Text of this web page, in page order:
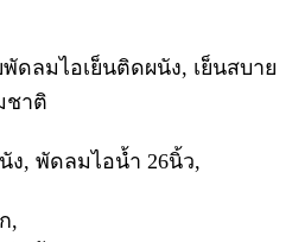
ดลมไอเย็นติดผนัง, เย็นสบาย
ชาติ
ง, พัดลมไอน้ำ 26นิ้ว,
,